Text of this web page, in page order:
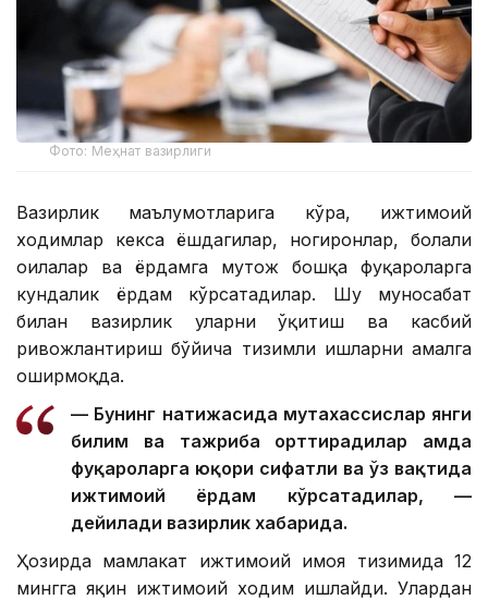
Фото: Меҳнат вазирлиги
Вазирлик маълумотларига кўра, ижтимоий
ходимлар кекса ёшдагилар, ногиронлар, болали
оилалар ва ёрдамга муҳтож бошқа фуқароларга
кундалик ёрдам кўрсатадилар. Шу муносабат
билан вазирлик уларни ўқитиш ва касбий
ривожлантириш бўйича тизимли ишларни амалга
оширмоқда.
— Бунинг натижасида мутахассислар янги
билим ва тажриба орттирадилар ҳамда
фуқароларга юқори сифатли ва ўз вақтида
ижтимоий ёрдам кўрсатадилар, —
дейилади вазирлик хабарида.
Ҳозирда мамлакат ижтимоий ҳимоя тизимида 12
мингга яқин ижтимоий ходим ишлайди. Улардан